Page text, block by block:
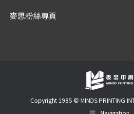
麥思粉絲專頁
Copyright 1985 © MINDS PRINTING